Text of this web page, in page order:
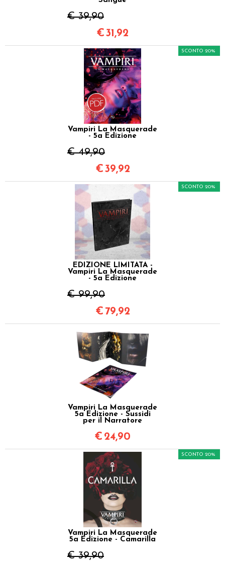
€ 39,90
€31,92
Vampiri La Masquerade
- 5a Edizione
€ 49,90
SCONTO 20%
€39,92
EDIZIONE LIMITATA -
Vampiri La Masquerade
- 5a Edizione
€ 99,90
SCONTO 20%
€ 79,92
Vampiri La Masquerade
5a Edizione - Sussidi
per il Narratore
€ 24,90
Vampiri La Masquerade
5a Edizione - Camarilla
€ 39,90
SCONTO 20%